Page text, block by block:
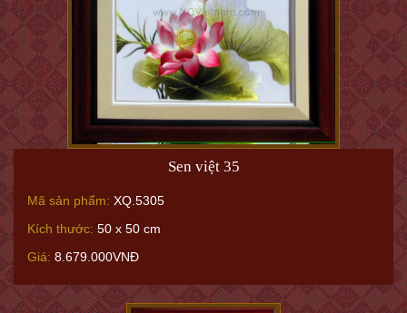
Sen việt 35
Mã sản phẩm: XQ.5305
Kích thước: 50 x 50 cm
Giá: 8.679.000VNĐ